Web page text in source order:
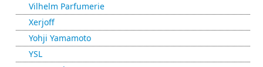
Vilhelm Parfumerie
Xerjoff
Yohji Yamamoto
YSL